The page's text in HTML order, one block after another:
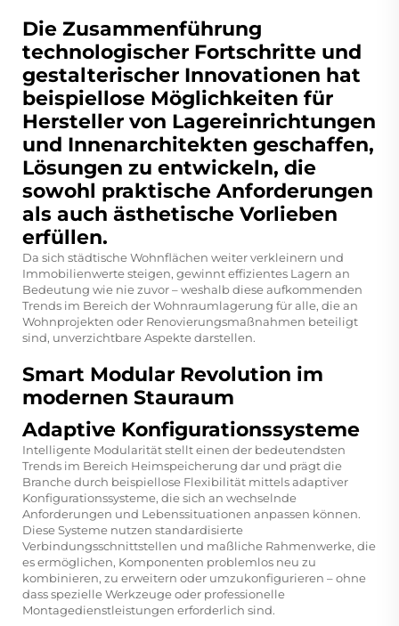
Die Zusammenführung
technologischer Fortschritte und
gestalterischer Innovationen hat
beispiellose Möglichkeiten für
Hersteller von Lagereinrichtungen
und Innenarchitekten geschaffen,
Lösungen zu entwickeln, die
sowohl praktische Anforderungen
als auch ästhetische Vorlieben
erfüllen.
Da sich städtische Wohnflächen weiter verkleinern und
Immobilienwerte steigen, gewinnt effizientes Lagern an
Bedeutung wie nie zuvor – weshalb diese aufkommenden
Trends im Bereich der Wohnraumlagerung für alle, die an
Wohnprojekten oder Renovierungsmaßnahmen beteiligt
sind, unverzichtbare Aspekte darstellen.
Smart Modular Revolution im
modernen Stauraum
Adaptive Konfigurationssysteme
Intelligente Modularität stellt einen der bedeutendsten
Trends im Bereich Heimspeicherung dar und prägt die
Branche durch beispiellose Flexibilität mittels adaptiver
Konfigurationssysteme, die sich an wechselnde
Anforderungen und Lebenssituationen anpassen können.
Diese Systeme nutzen standardisierte
Verbindungsschnittstellen und maßliche Rahmenwerke, die
es ermöglichen, Komponenten problemlos neu zu
kombinieren, zu erweitern oder umzukonfigurieren – ohne
dass spezielle Werkzeuge oder professionelle
Montagedienstleistungen erforderlich sind.